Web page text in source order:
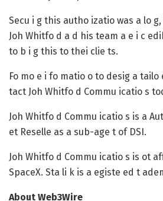
Secu i g this autho izatio was a lo
Joh Whitfo d a d his team a e i c
to b i g this to thei clie ts.
Fo mo e i fo matio o to desig a tailo
tact Joh Whitfo d Commu icatio s
Joh Whitfo d Commu icatio s is a
et Reselle as a sub-age t of DSI.
Joh Whitfo d Commu icatio s is ot
SpaceX. Sta li k is a egiste ed t
About Web3Wire